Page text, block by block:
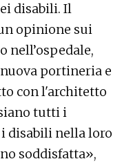
disabili. Il
opinione sui
nell’ospedale,
portineria e
con l'architetto
tutti i
disabili nella loro
soddisfatta»,